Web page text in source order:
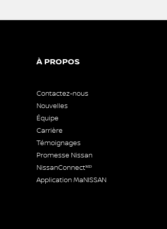
À PROPOS
Contactez-nous
Nouvelles
Équipe
Carrière
Témoignages
Promesse Nissan
NissanConnectᴹᴰ
Application MaNISSAN